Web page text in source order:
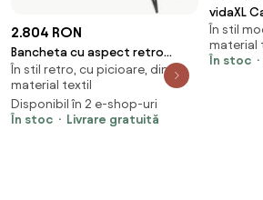
2.804 RON
Bancheta cu aspect retro
Euphoria 160cm, gri inchis
În stil retro, cu picioare, din
material textil
Disponibil în 2 e-shop-uri
În stoc
Livrare gratuită
vidaXL
Negru,
În stil
material
În stoc